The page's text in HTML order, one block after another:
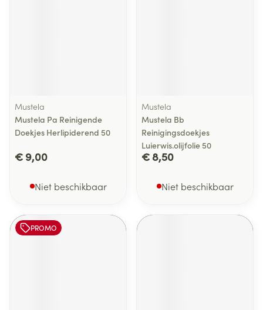
Mustela
Mustela Pa Reinigende
Doekjes Herlipiderend 50
€ 9,00
Niet beschikbaar
Mustela
Mustela Bb
Reinigingsdoekjes
Luierwis.olijfolie 50
€ 8,50
Niet beschikbaar
PROMO